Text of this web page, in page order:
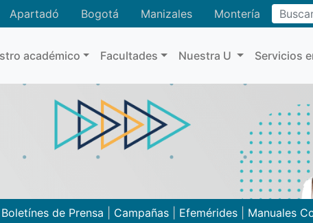
Apartadó Bogotá Manizales MonteríaBuscar
académico Facultades Nuestra U Servicios
Boletínes de Prensa Campañas Efemérides Manuales